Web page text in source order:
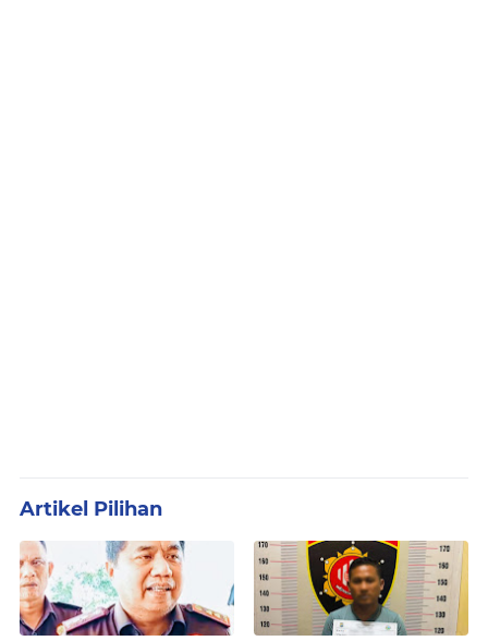
Artikel Pilihan